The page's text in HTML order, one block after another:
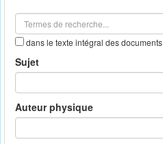
dans le texte intégral des documents
Sujet
Auteur physique